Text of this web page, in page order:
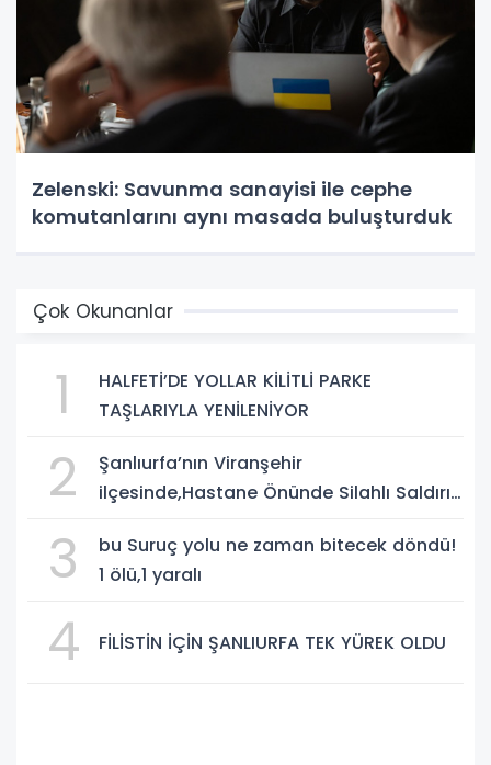
Zelenski: Savunma sanayisi ile cephe
komutanlarını aynı masada buluşturduk
Çok Okunanlar
1
HALFETİ’DE YOLLAR KİLİTLİ PARKE
TAŞLARIYLA YENİLENİYOR
2
Şanlıurfa’nın Viranşehir
ilçesinde,Hastane Önünde Silahlı Saldırı:
3
bu Suruç yolu ne zaman bitecek döndü!
1 ölü,1 yaralı
4 FİLİSTİN İÇİN ŞANLIURFA TEK YÜREK OLDU